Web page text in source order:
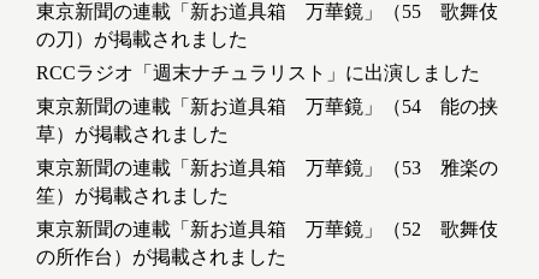
東京新聞の連載「新お道具箱 万華鏡」（55 歌舞伎
の刀）が掲載されました
RCCラジオ「週末ナチュラリスト」に出演しました
東京新聞の連載「新お道具箱 万華鏡」（54 能の挟
草）が掲載されました
東京新聞の連載「新お道具箱 万華鏡」（53 雅楽の
笙）が掲載されました
東京新聞の連載「新お道具箱 万華鏡」（52 歌舞伎
の所作台）が掲載されました